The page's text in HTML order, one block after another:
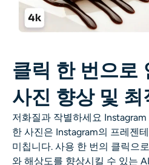
클릭 한 번으로
사진 향상 및 최
저화질과 작별하세요 Instagram
한 사진은 Instagram의 프레젠
미칩니다. 사용 한 번의 클릭으
와 해상도를 향상시킬 수 있는